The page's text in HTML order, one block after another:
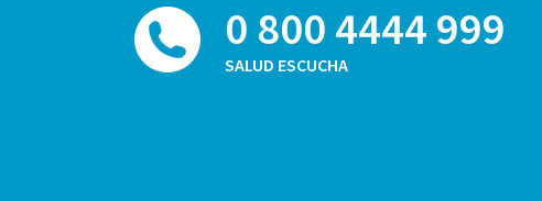
0 800 4444 999
SALUD ESCUCHA